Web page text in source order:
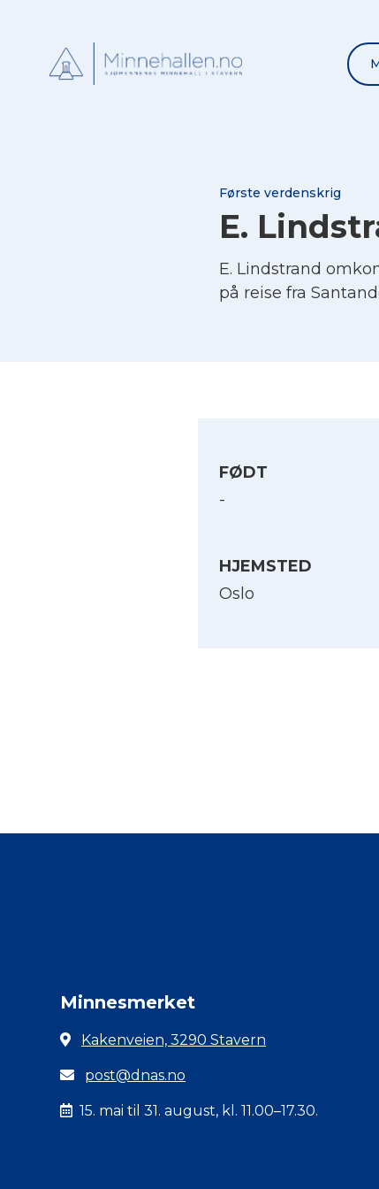
Første verdenskrig
E.
E. Lindstrand
på reise fra
FØDT
-
HJEMSTED
Oslo
Minnesmerket
Kakenveien, 3290 Stavern
post@dnas.no
15. mai til 31. august, kl. 11.00–17.30.